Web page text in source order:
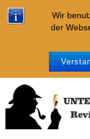
Wir
der
Skip to content
Internet Cash
Affiliate-
Affiliate-
Key
Imparare
Internet Cash
Sonntag,